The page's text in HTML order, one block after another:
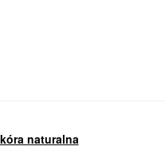
naturalna